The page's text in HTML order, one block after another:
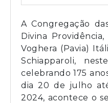
A Congregação
Divina
Voghera (Pavia)
Schiapparoli,
celebrando 175
dia 20 de julho
2024, acontece o